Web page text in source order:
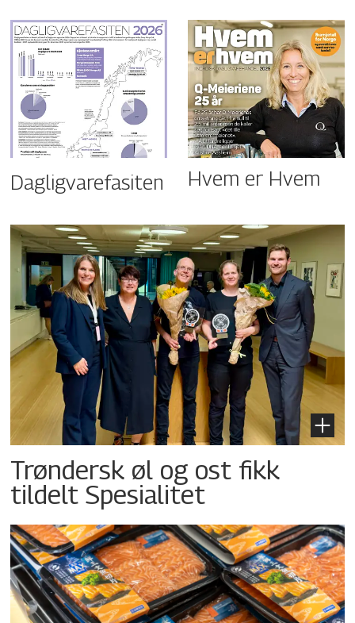
Dagligvarefasiten Hvem er Hvem
Trøndersk øl og ost fikk
tildelt Spesialitet